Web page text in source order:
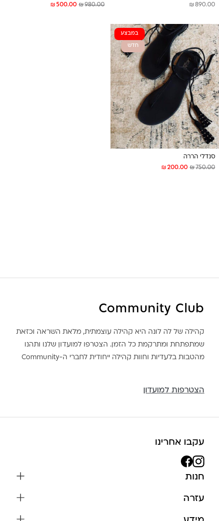
₪ 890.00
₪500.00 ₪980.00
במבצע
חדש
סנדלי הררה
₪200.00 ₪750.00
Community Club
קהילה של לה לונה היא קהילה עוצמתית, מלאת השראה וכזאת
שמתפתחת ומתרקמת כל הזמן. הצטרפו למועדון שלנו ותהנו
מהטבות בלעדיות וחוות קהילה ייחודית לחברי ה-Community
הצטרפות למועדון
עקבו אחרינו
חנות
עזרה